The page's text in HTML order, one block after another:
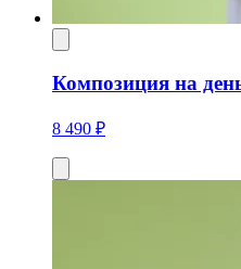
Композиция на
8 490 ₽